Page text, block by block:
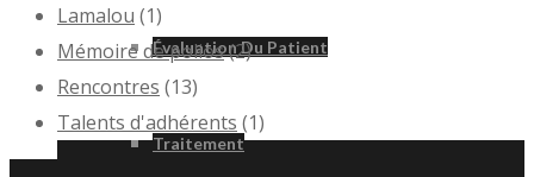
Évaluation Du Patient
Traitement
Lamalou (1)
Mémoire de polios(2)
Rencontres (13)
Talents d'adhérents (1)